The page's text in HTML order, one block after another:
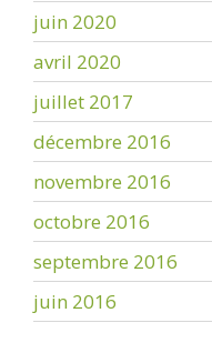
juin 2020
avril 2020
juillet 2017
décembre 2016
novembre 2016
octobre 2016
septembre 2016
juin 2016